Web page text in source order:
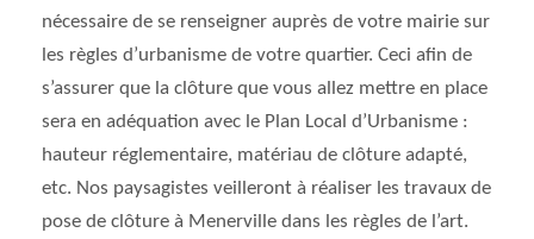
nécessaire de se renseigner auprès de votre mairie sur
les règles d’urbanisme de votre quartier. Ceci afin de
s’assurer que la clôture que vous allez mettre en place
sera en adéquation avec le Plan Local d’Urbanisme :
hauteur réglementaire, matériau de clôture adapté,
etc. Nos paysagistes veilleront à réaliser les travaux de
pose de clôture à Menerville dans les règles de l’art.